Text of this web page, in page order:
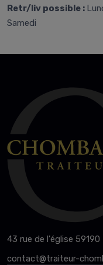
Retr/liv possible :
Samedi
43 rue de l'église
contact@traiteur-